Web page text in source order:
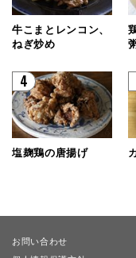
牛こまとレンコン、
ねぎ炒め
4
塩麹鶏の唐揚げ
お問い合わせ